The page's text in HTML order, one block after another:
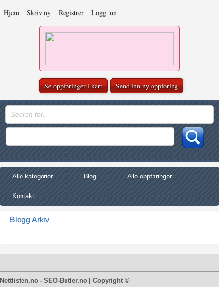
Hjem Skriv ny Registrer Logg inn
Se oppføringer i kart Send inn ny oppføring
Alle kategorier Blog Alle oppføringer
Kontakt
Blogg Arkiv
Nettlisten.no - SEO-Butler.no | Copyright ©